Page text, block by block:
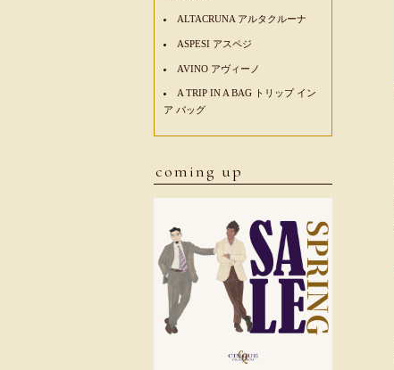
ALTACRUNA アルタクルーナ
ASPESI アスペジ
AVINO アヴィーノ
A TRIP IN A BAG トリップ イン
ア バッグ
coming up